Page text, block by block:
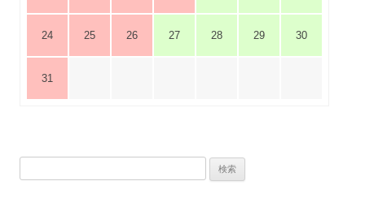
24 25 26 27 28 29 30
31